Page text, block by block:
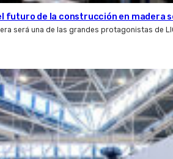
futuro de la construcción en madera
será una de las grandes protagonistas de